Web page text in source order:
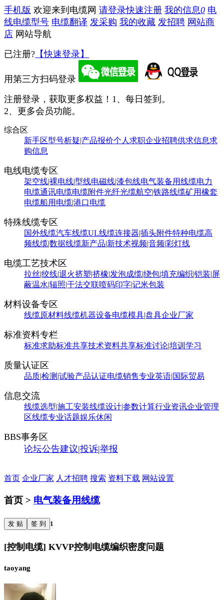
手机版 欢迎来到电缆网 请登录快速注册 我的信息0 电
线电缆型号 电缆翻译 发采购 我的收藏 发招聘 网站商
店 网站导航
已注册? 【快速登录】
用第三方扫码登录
注册登录，获取更多权益！ 1、每日签到。
2、更多会员功能。
综合区
新手区型号析疑|产品报价个人求职企业招聘供求信息求
购信息
电线电缆专区
架空线|裸电线|型线电磁线|漆包线电气装备用线缆电力
电缆通讯电缆电缆附件光纤光缆航空|铁路线缆矿用橡套
电缆船用电缆|港口电缆
特殊线缆专区
国外线缆汽车线缆UL线缆连接器|插头附件特种电缆高
频线缆|数据线缆新产品|新技术视频|音频|彩灯线
电缆工艺技术区
拉丝|绞线|退火挤塑|挤橡|发泡成缆|绕包|填充编织|铠装|屏
蔽温水|辐照|干法交联喷码印字|记米包装
材料设备专区
线缆原材料线缆机器设备电缆模具|盘具企业厂家
标准资料专栏
标准求助标准共享技术资料共享标准讨论|培训学习
质量认证区
品质|检测|试验产品认证电缆销售专业英语|国际贸易
信息交流
线缆选型|施工安装线缆设计|参数计算行业资讯企业管理
区线缆专业话题娱乐休闲
BBS事务区
论坛公告建议|投诉|举报
首页 企业厂家 人才招聘 搜索 资料下载 网站设置
首页 > 电气装备用线缆
发 贴 签 到 1
[控制电缆] KVVP控制电缆编织密度问题
taoyang